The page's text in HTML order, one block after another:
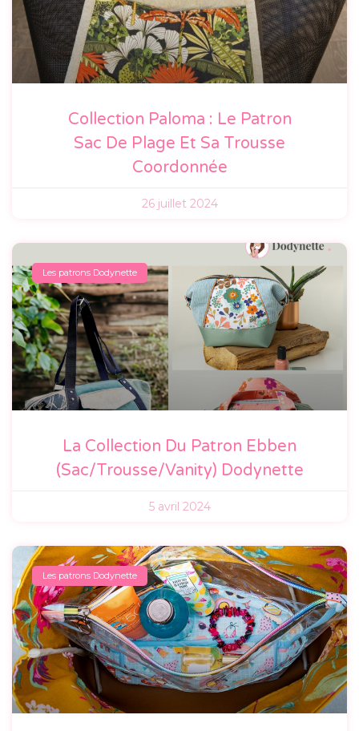
Collection Paloma : Le Patron
Sac De Plage Et Sa Trousse
Coordonnée
26 juillet 2024
Les patrons Dodynette
La Collection Du Patron Ebben
(sac/trousse/vanity) Dodynette
5 avril 2024
Les patrons Dodynette